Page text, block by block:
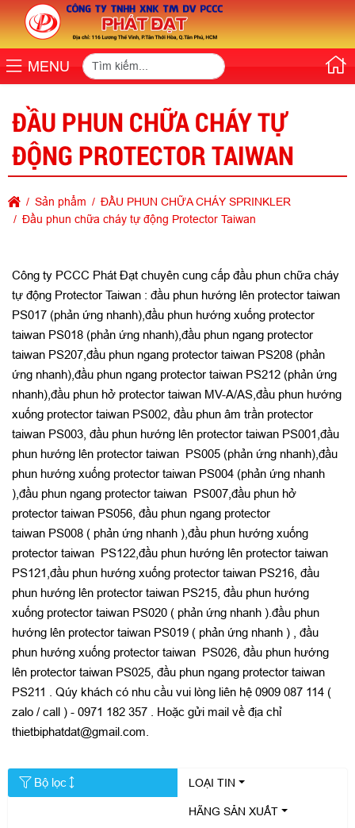
MENU
ĐẦU PHUN CHỮA CHÁY TỰ
ĐỘNG PROTECTOR TAIWAN
Sản phẩm
ĐẦU PHUN CHỮA CHÁY SPRINKLER
Đầu phun chữa cháy tự động Protector Taiwan
Công ty PCCC Phát Đạt chuyên cung cấp đầu phun chữa cháy
tự động Protector Taiwan : đầu phun hướng lên protector taiwan
PS017 (phản ứng nhanh),đầu phun hướng xuống protector
taiwan PS018 (phản ứng nhanh),đầu phun ngang protector
taiwan PS207,đầu phun ngang protector taiwan PS208 (phản
ứng nhanh),đầu phun ngang protector taiwan PS212 (phản ứng
nhanh),đầu phun hở protector taiwan MV-A/AS,đầu phun hướng
xuống protector taiwan PS002, đầu phun âm trần protector
taiwan PS003, đầu phun hướng lên protector taiwan PS001,đầu
phun hướng lên protector taiwan PS005 (phản ứng nhanh),đầu
phun hướng xuống protector taiwan PS004 (phản ứng nhanh
),đầu phun ngang protector taiwan PS007,đầu phun hở
protector taiwan PS056, đầu phun ngang protector
taiwan PS008 ( phản ứng nhanh ),đầu phun hướng xuống
protector taiwan PS122,đầu phun hướng lên protector taiwan
PS121,đầu phun hướng xuống protector taiwan PS216, đầu
phun hướng lên protector taiwan PS215, đầu phun hướng
xuống protector taiwan PS020 ( phản ứng nhanh ).đầu phun
hướng lên protector taiwan PS019 ( phản ứng nhanh ) , đầu
phun hướng xuống protector taiwan PS026, đầu phun hướng
lên protector taiwan PS025, đầu phun ngang protector taiwan
PS211 . Qúy khách có nhu cầu vui lòng liên hệ 0909 087 114 (
zalo / call ) - 0971 182 357 . Hoặc gửi mail về địa chỉ
thietbiphatdat@gmail.com.
Bộ lọc LOẠI TIN
HÃNG SẢN XUẤT